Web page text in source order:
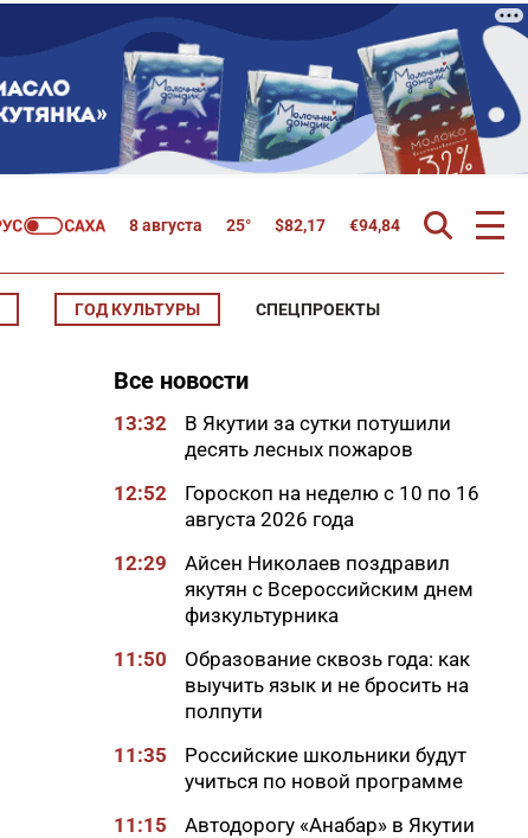
8 августа 25° $82,17 €94,84
ГОД КУЛЬТУРЫ СПЕЦПРОЕКТЫ
Все новости
13:32
В Якутии за сутки потушили
десять лесных пожаров
12:52
Гороскоп на неделю с 10 по 16
августа 2026 года
12:29
Айсен Николаев поздравил
якутян с Всероссийским днем
физкультурника
11:50
Образование сквозь года: как
выучить язык и не бросить на
полпути
11:35
Российские школьники будут
учиться по новой программе
11:15
Автодорогу «Анабар» в Якутии